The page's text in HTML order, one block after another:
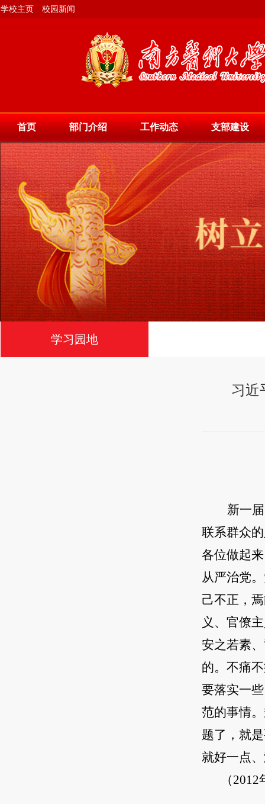
学校主页 校园新闻
首页 部门介绍 工作动态 支部建设
学习园地
习近
新一
联系群众
各位做起
从严治党
己不正，
义、官僚
安之若素
的。不痛
要落实一
范的事情
题了，就
就好一点
（